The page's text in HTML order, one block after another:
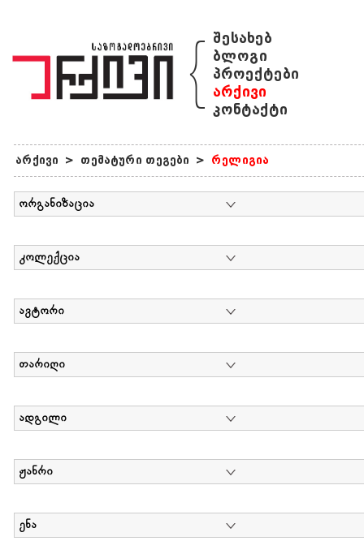
{ შესახებ
ბლოგი
პროექტები
არქივი
კონტაქტი
არქივი > თემატური თეგები > რელიგია
ორგანიზაცია
კოლექცია
ავტორი
თარიღი
ადგილი
ჟანრი
ენა